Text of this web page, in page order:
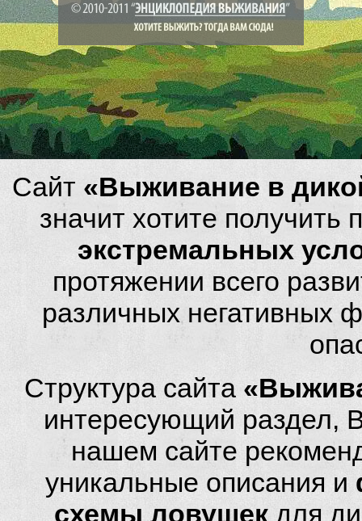
Сайт «Выживание в
значит хотите
экстремальных
протяжении всего
различных негативных
Структура сайта
интересующий раздел,
нашем сайте
уникальные описания и
схемы ловушек для